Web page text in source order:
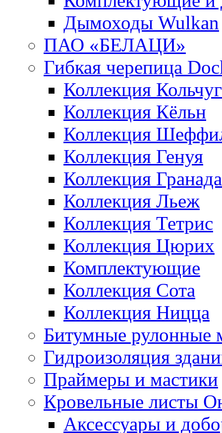
Дымоходы Wulkan
ПАО «БЕЛАЦИ»
Гибкая черепица
Коллекция
Коллекция Кёльн
Коллекция
Коллекция Генуя
Коллекция Гранада
Коллекция Льеж
Коллекция Тетрис
Коллекция Цюрих
Комплектующие
Коллекция Сота
Коллекция Ницца
Битумные рулонные
Гидроизоляция
Праймеры и мастики
Кровельные листы
Аксессуары и